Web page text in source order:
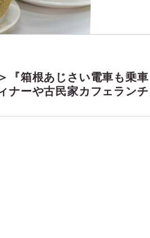
『箱根あじさい電車も乗
ナーや古民家カフェラン